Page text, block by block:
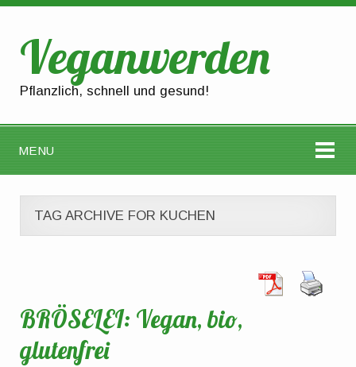
Veganwerden
Pflanzlich, schnell und gesund!
MENU
TAG ARCHIVE FOR KUCHEN
BRÖSELEI: Vegan, bio,
glutenfrei